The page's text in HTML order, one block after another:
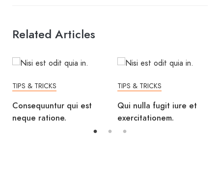
Related Articles
TIPS & TRICKS
Consequuntur qui est
neque ratione.
TIPS & TRICKS
Qui nulla fugit iure et
exercitationem.